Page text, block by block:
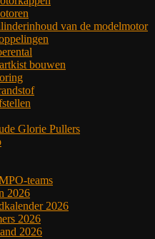
van de modelmotor
bouwen
Glorie Pullers
teams
2026
2026
2026
2026